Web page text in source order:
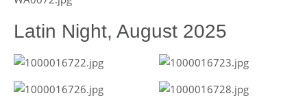
Latin Night, August 2025